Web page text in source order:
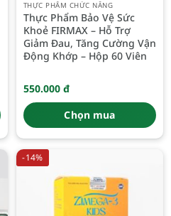
THỰC PHẨM CHỨC NĂNG
Thực Phẩm Bảo Vệ Sức
Khoẻ FIRMAX – Hỗ Trợ
Giảm Đau, Tăng Cường Vận
Động Khớp – Hộp 60 Viên
550.000 đ
Chọn mua
-14%